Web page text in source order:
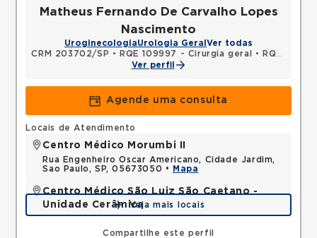
Matheus Fernando De Carvalho Lopes
Nascimento
UroginecologiaUrologia Geral Ver todas
CRM 203702/SP • RQE 109997 - Cirurgia geral •
RQE 137670 - Urologia
Ver perfil
Agende uma consulta
Compartilhe este perfil
Locais de Atendimento
Centro Médico Morumbi II
Rua Engenheiro Oscar Americano, Cidade Jardim,
Sao Paulo, SP, 05673050 •
Mapa
Centro Médico São Luiz São Caetano -
Unidade Cerâmica
Alameda Caulim, Ceramica, Sao Caetano do Sul,
SP, 09531195 •
Veja mais locais